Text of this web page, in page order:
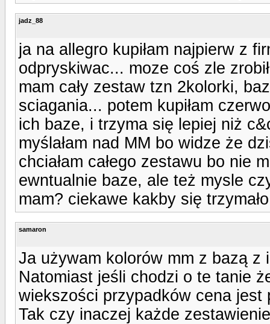
jadz_88
ja na allegro kupiłam najpierw z
odpryskiwac... moze coś zle
mam cały zestaw tzn 2kolorki,
sciagania... potem kupiłam
ich baze, i trzyma się lepiej niż
myślałam nad MM bo widze że
chciałam całego zestawu bo nie
ewntualnie baze, ale też mysle
mam? ciekawe kakby się
samaron
Ja używam kolorów mm z bazą z
Natomiast jeśli chodzi o te tanie
wiekszości przypadków cena
Tak czy inaczej każde